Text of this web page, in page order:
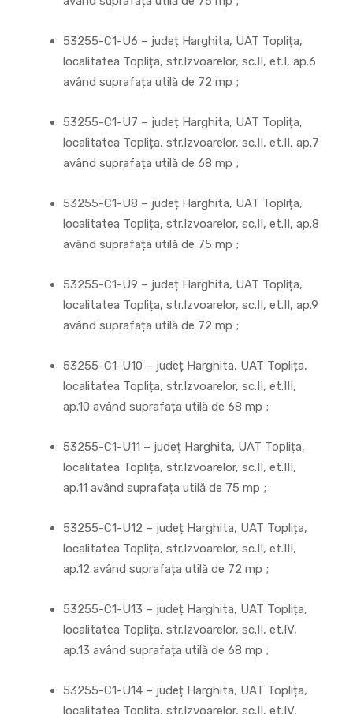
53255-C1-U6 – județ Harghita, UAT Toplița,
localitatea Toplița, str.Izvoarelor, sc.II, et.I, ap.6
având suprafața utilă de 72 mp ;
53255-C1-U7 – județ Harghita, UAT Toplița,
localitatea Toplița, str.Izvoarelor, sc.II, et.II, ap.7
având suprafața utilă de 68 mp ;
53255-C1-U8 – județ Harghita, UAT Toplița,
localitatea Toplița, str.Izvoarelor, sc.II, et.II, ap.8
având suprafața utilă de 75 mp ;
53255-C1-U9 – județ Harghita, UAT Toplița,
localitatea Toplița, str.Izvoarelor, sc.II, et.II, ap.9
având suprafața utilă de 72 mp ;
53255-C1-U10 – județ Harghita, UAT Toplița,
localitatea Toplița, str.Izvoarelor, sc.II, et.III,
ap.10 având suprafața utilă de 68 mp ;
53255-C1-U11 – județ Harghita, UAT Toplița,
localitatea Toplița, str.Izvoarelor, sc.II, et.III,
ap.11 având suprafața utilă de 75 mp ;
53255-C1-U12 – județ Harghita, UAT Toplița,
localitatea Toplița, str.Izvoarelor, sc.II, et.III,
ap.12 având suprafața utilă de 72 mp ;
53255-C1-U13 – județ Harghita, UAT Toplița,
localitatea Toplița, str.Izvoarelor, sc.II, et.IV,
ap.13 având suprafața utilă de 68 mp ;
53255-C1-U14 – județ Harghita, UAT Toplița,
localitatea Toplița, str.Izvoarelor, sc.II, et.IV,